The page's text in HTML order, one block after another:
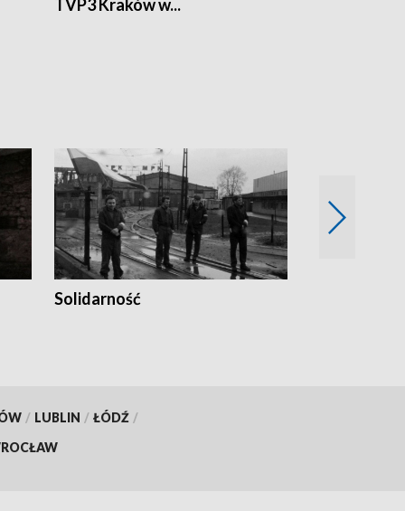
TVP3 Kraków w...
Solidarność
/ LUBLIN / ŁÓDŹ /